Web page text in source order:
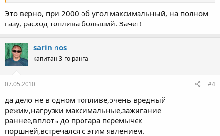
Это верно, при 2000 об угол максимальный, на полном
газу, расход топлива больший. Зачет!
sarin nos
капитан 3-го ранга
07.05.2010 #4
да дело не в одном топливе,очень вредный
режим,нагрузки максимальные,зажигание
раннее,вплоть до прогара перемычек
поршней,встречался с этим явлением.